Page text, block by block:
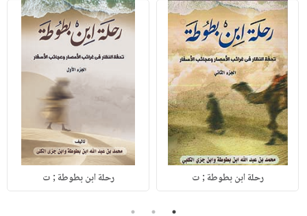
رحلة ابن بطوطة ; ت رحلة ابن بطوطة ; ت
1
2
3